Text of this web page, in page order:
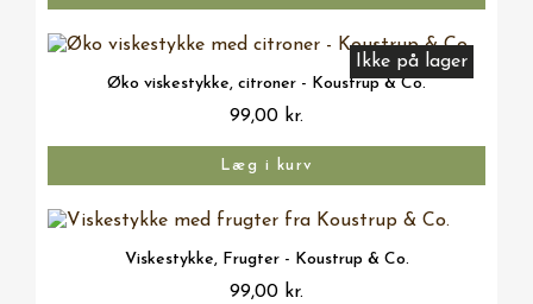
Vis her
Ikke på lager
Øko viskestykke, citroner - Koustrup & Co.
99,00 kr.
Læg i kurv
Vis her
Viskestykke, Frugter - Koustrup & Co.
99,00 kr.